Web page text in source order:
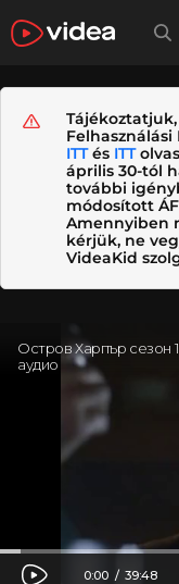
ITTés ITT
április 30-tól
további
módosított
Amennyiben
kérjük, ne
VideaKid